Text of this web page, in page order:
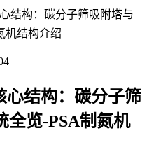
结构：碳分子筛吸附塔与
机结构介绍
心结构：碳分子筛
全览-PSA制氮机